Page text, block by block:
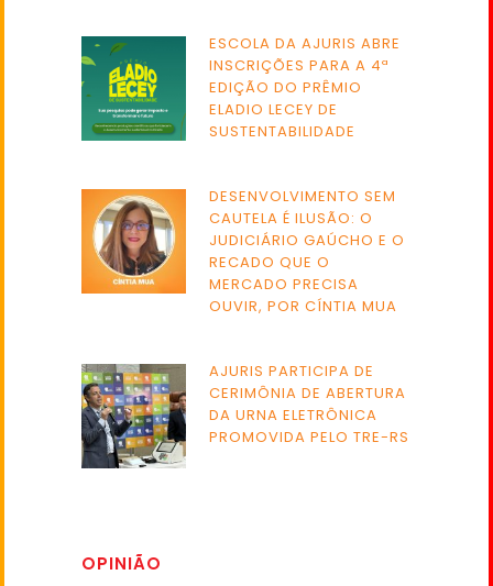
ESCOLA DA AJURIS ABRE
INSCRIÇÕES PARA A 4ª
EDIÇÃO DO PRÊMIO
ELADIO LECEY DE
SUSTENTABILIDADE
DESENVOLVIMENTO SEM
CAUTELA É ILUSÃO: O
JUDICIÁRIO GAÚCHO E O
RECADO QUE O
MERCADO PRECISA
OUVIR, POR CÍNTIA MUA
AJURIS PARTICIPA DE
CERIMÔNIA DE ABERTURA
DA URNA ELETRÔNICA
PROMOVIDA PELO TRE-RS
OPINIÃO